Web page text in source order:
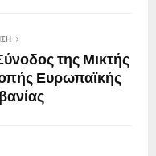
της Μικτής
Ευρωπαϊκής